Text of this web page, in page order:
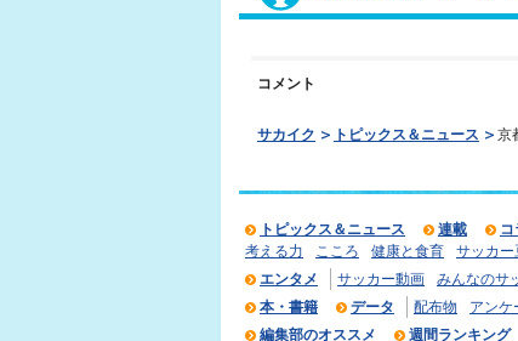
コメント
サカイク トピックス＆ニュース 京
トピックス＆ニュース 連載 コ
考える力
こころ 健康と食育 サッカー
エンタメ
サッカー動画 みんなのサ
本・書籍
データ 配布物 アンケ
編集部のオススメ
週間ランキング